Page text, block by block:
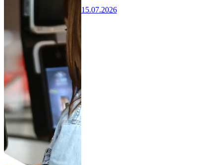
15.07.2026